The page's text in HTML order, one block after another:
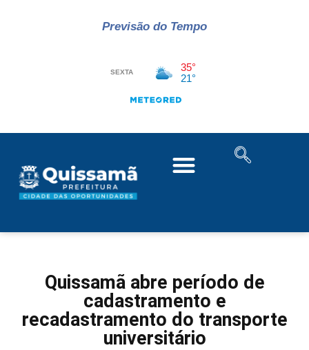
Previsão do Tempo
Quissamã abre período de
cadastramento e
recadastramento do transporte
universitário